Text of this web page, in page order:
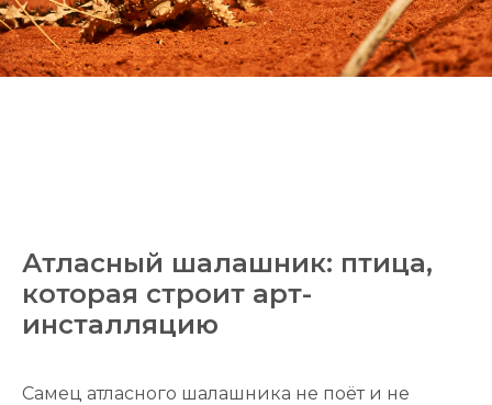
Атласный шалашник: птица,
которая строит арт-
инсталляцию
Самец атласного шалашника не поёт и не